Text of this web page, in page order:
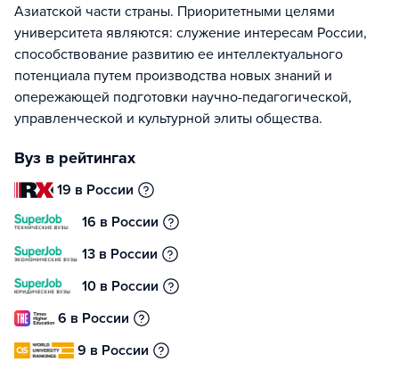
Азиатской части страны. Приоритетными целями
университета являются: служение интересам России,
способствование развитию ее интеллектуального
потенциала путем производства новых знаний и
опережающей подготовки научно-педагогической,
управленческой и культурной элиты общества.
Вуз в рейтингах
19 в России
16 в России
13 в России
10 в России
6 в России
9 в России